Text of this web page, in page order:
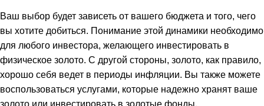
Ваш выбор будет зависеть от вашего бюджета и того, чего
вы хотите добиться. Понимание этой динамики необходимо
для любого инвестора, желающего инвестировать в
физическое золото. С другой стороны, золото, как правило,
хорошо себя ведет в периоды инфляции. Вы также можете
воспользоваться услугами, которые надежно хранят ваше
золото или инвестировать в золотые фонды.